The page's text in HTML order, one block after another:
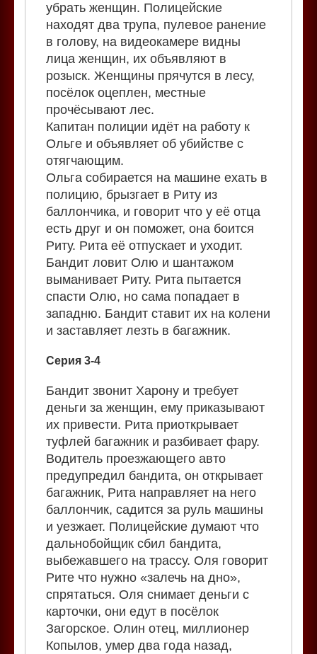
убрать женщин. Полицейские
находят два трупа, пулевое ранение
в голову, на видеокамере видны
лица женщин, их объявляют в
розыск. Женщины прячутся в лесу,
посёлок оцеплен, местные
прочёсывают лес.
Капитан полиции идёт на работу к
Ольге и объявляет об убийстве с
отягчающим.
Ольга собирается на машине ехать в
полицию, брызгает в Риту из
баллончика, и говорит что у её отца
есть друг и он поможет, она боится
Риту. Рита её отпускает и уходит.
Бандит ловит Олю и шантажом
выманивает Риту. Рита пытается
спасти Олю, но сама попадает в
западню. Бандит ставит их на колени
и заставляет лезть в багажник.
Серия 3-4
Бандит звонит Харону и требует
деньги за женщин, ему приказывают
их привести. Рита приоткрывает
туфлей багажник и разбивает фару.
Водитель проезжающего авто
предупредил бандита, он открывает
багажник, Рита направляет на него
баллончик, садится за руль машины
и уезжает. Полицейские думают что
дальнобойщик сбил бандита,
выбежавшего на трассу. Оля говорит
Рите что нужно «залечь на дно»,
спрятаться. Оля снимает деньги с
карточки, они едут в посёлок
Загорское. Олин отец, миллионер
Копылов, умер два года назад,